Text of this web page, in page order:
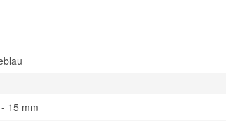
15 mm